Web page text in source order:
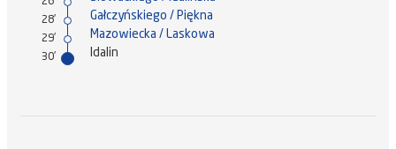
28' Gałczyńskiego / Piękna
29' Mazowiecka / Laskowa
30' Idalin